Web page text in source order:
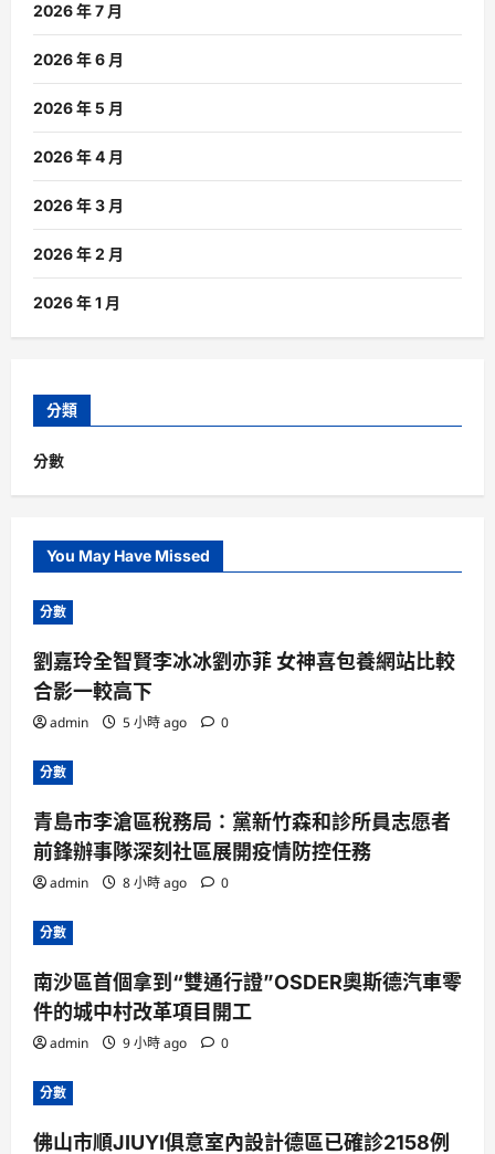
2026 年 7 月
2026 年 6 月
2026 年 5 月
2026 年 4 月
2026 年 3 月
2026 年 2 月
2026 年 1 月
分類
分數
You May Have Missed
分數
劉嘉玲全智賢李冰冰劉亦菲 女神喜包養網站比較
合影一較高下
admin 5 小時 ago 0
分數
青島市李滄區稅務局：黨新竹森和診所員志愿者
前鋒辦事隊深刻社區展開疫情防控任務
admin 8 小時 ago 0
分數
南沙區首個拿到“雙通行證”OSDER奧斯德汽車零
件的城中村改革項目開工
admin 9 小時 ago 0
分數
佛山市順JIUYI俱意室內設計德區已確診2158例